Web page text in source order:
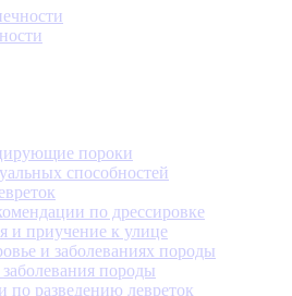
пороки
способностей
по дрессировке
и приучение к улице
и заболеваниях породы
породы
по разведению левреток